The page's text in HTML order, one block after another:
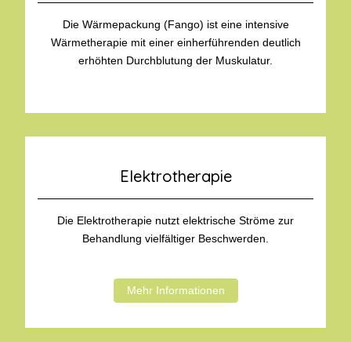
Die Wärmepackung (Fango) ist eine intensive
Wärmetherapie mit einer einherführenden deutlich
erhöhten Durchblutung der Muskulatur.
Elektrotherapie
Die Elektrotherapie nutzt elektrische Ströme zur
Behandlung vielfältiger Beschwerden.
Mehr Informationen